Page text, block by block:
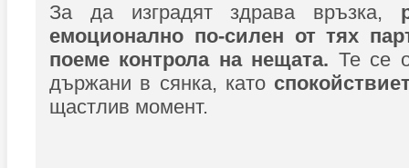
За да изградят здрава връзка,
емоционално по-силен от тях
поеме контрола на нещата. Те се
държани в сянка, като
щастлив момент.